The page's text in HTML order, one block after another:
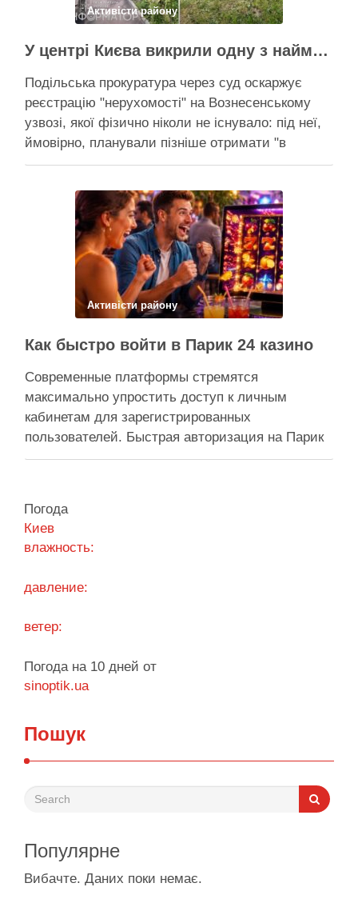
Поділитися у соцмережах:
Активісти району
У центрі Києва викрили одну з наймасштабніших туалетних схем з фіктивним будинком
Подільська прокуратура через суд оскаржує
реєстрацію "нерухомості" на Вознесенському
узвозі, якої фізично ніколи не існувало: під неї,
ймовірно, планували пізніше отримати "в
обслуговування" земельну ділянку Прокуратура
за допомогою якої ділки, ймовірно, планували
забудувати зелені схили Подільська окружна
прокуратура міста Києва подала до суду …
Поділитися у соцмережах:
Активісти району
Как быстро войти в Парик 24 казино
Современные платформы стремятся
максимально упростить доступ к личным
кабинетам для зарегистрированных
пользователей. Быстрая авторизация на Парик
24 казино позволяет клиентам мгновенно
система авторизации надежно защищает
персональные данные, сохраняя высокую
Погода
Киев
влажность:
давление:
ветер:
Погода на 10 дней от
sinoptik.ua
Пошук
Популярне
Вибачте. Даних поки немає.